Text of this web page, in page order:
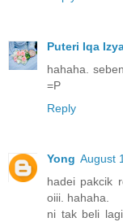
Puteri Iqa
hahaha.
=P
Reply
Yong August
hadei pakcik
oiii. hahaha.
ni tak beli